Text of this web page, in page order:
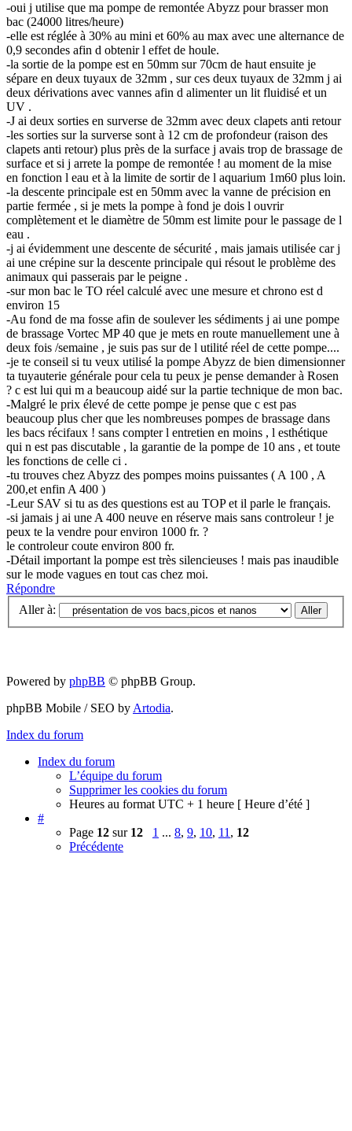
-oui j utilise que ma pompe de remontée Abyzz pour brasser mon
bac (24000 litres/heure)
-elle est réglée à 30% au mini et 60% au max avec une alternance de
0,9 secondes afin d obtenir l effet de houle.
-la sortie de la pompe est en 50mm sur 70cm de haut ensuite je
sépare en deux tuyaux de 32mm , sur ces deux tuyaux de 32mm j ai
deux dérivations avec vannes afin d alimenter un lit fluidisé et un
UV .
-J ai deux sorties en surverse de 32mm avec deux clapets anti retour
-les sorties sur la surverse sont à 12 cm de profondeur (raison des
clapets anti retour) plus près de la surface j avais trop de brassage de
surface et si j arrete la pompe de remontée ! au moment de la mise
en fonction l eau et à la limite de sortir de l aquarium 1m60 plus loin.
-la descente principale est en 50mm avec la vanne de précision en
partie fermée , si je mets la pompe à fond je dois l ouvrir
complètement et le diamètre de 50mm est limite pour le passage de l
eau .
-j ai évidemment une descente de sécurité , mais jamais utilisée car j
ai une crépine sur la descente principale qui résout le problème des
animaux qui passerais par le peigne .
-sur mon bac le TO réel calculé avec une mesure et chrono est d
environ 15
-Au fond de ma fosse afin de soulever les sédiments j ai une pompe
de brassage Vortec MP 40 que je mets en route manuellement une à
deux fois /semaine , je suis pas sur de l utilité réel de cette pompe....
-je te conseil si tu veux utilisé la pompe Abyzz de bien dimensionner
ta tuyauterie générale pour cela tu peux je pense demander à Rosen
? c est lui qui m a beaucoup aidé sur la partie technique de mon bac.
-Malgré le prix élevé de cette pompe je pense que c est pas
beaucoup plus cher que les nombreuses pompes de brassage dans
les bacs récifaux ! sans compter l entretien en moins , l esthétique
qui n est pas discutable , la garantie de la pompe de 10 ans , et toute
les fonctions de celle ci .
-tu trouves chez Abyzz des pompes moins puissantes ( A 100 , A
200,et enfin A 400 )
-Leur SAV si tu as des questions est au TOP et il parle le français.
-si jamais j ai une A 400 neuve en réserve mais sans controleur ! je
peux te la vendre pour environ 1000 fr. ?
le controleur coute environ 800 fr.
-Détail important la pompe est très silencieuses ! mais pas inaudible
sur le mode vagues en tout cas chez moi.
Répondre
Aller à:
Powered by phpBB © phpBB Group.
phpBB Mobile / SEO by Artodia.
Index du forum
Index du forum
L’équipe du forum
Supprimer les cookies du forum
Heures au format UTC + 1 heure [ Heure d’été ]
#
Page 12 sur 12 1 ... 8, 9, 10, 11 , 12
Précédente